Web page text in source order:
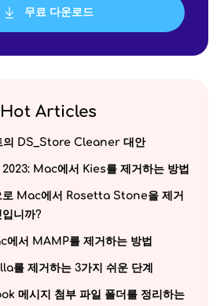
무료 다운로드
Hot Articles
의 DS_Store Cleaner 대안
Mac에서 Kies를 제거하는 방법
로 Mac에서 Rosetta Stone을 제거
니까?
에서 MAMP를 제거하는 방법
를 제거하는 3가지 쉬운 단계
메시지 첨부 파일 폴더를 정리하는